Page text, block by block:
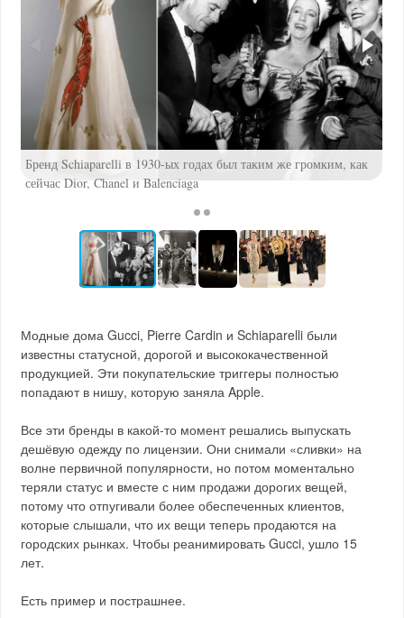
Бренд Schiaparelli в 1930-ых годах был таким же громким, как
сейчас Dior, Chanel и Balenciaga
Модные дома Gucci, Pierre Cardin и Schiaparelli были
известны статусной, дорогой и высококачественной
продукцией. Эти покупательские триггеры полностью
попадают в нишу, которую заняла Apple.
Все эти бренды в какой-то момент решались выпускать
дешёвую одежду по лицензии. Они снимали «сливки» на
волне первичной популярности, но потом моментально
теряли статус и вместе с ним продажи дорогих вещей,
потому что отпугивали более обеспеченных клиентов,
которые слышали, что их вещи теперь продаются на
городских рынках. Чтобы реанимировать Gucci, ушло 15
лет.
Есть пример и пострашнее.